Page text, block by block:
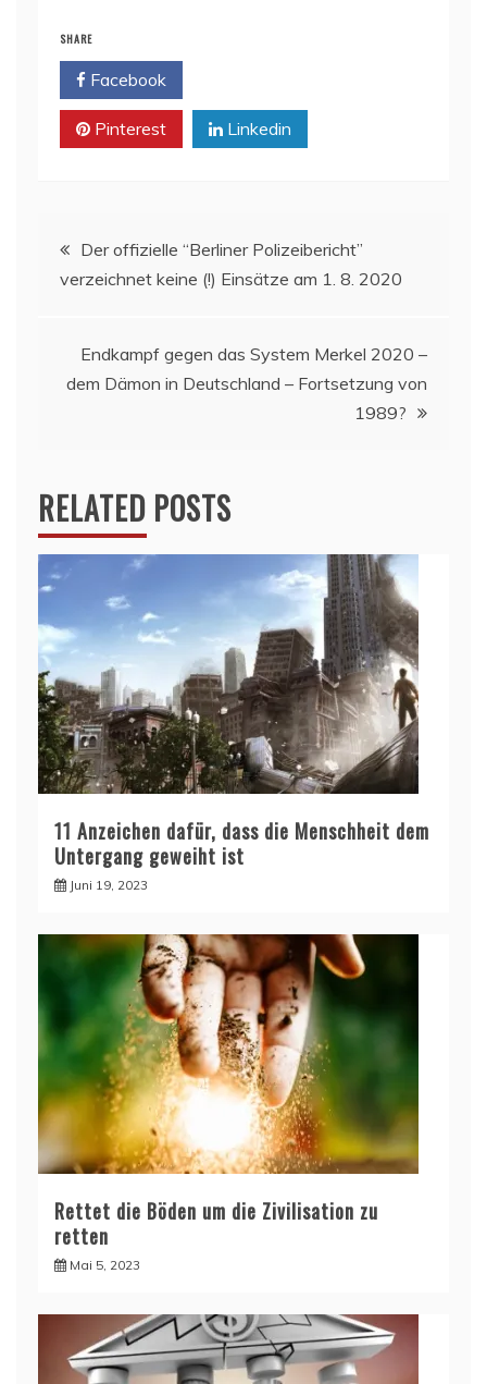
SHARE
Facebook
Pinterest Linkedin
Beitragsnavigation
Der offizielle “Berliner Polizeibericht”
verzeichnet keine (!) Einsätze am 1. 8. 2020
Endkampf gegen das System Merkel 2020 –
dem Dämon in Deutschland – Fortsetzung von
1989?
RELATED POSTS
11 Anzeichen dafür, dass die Menschheit dem
Untergang geweiht ist
Juni 19, 2023
Rettet die Böden um die Zivilisation zu
retten
Mai 5, 2023